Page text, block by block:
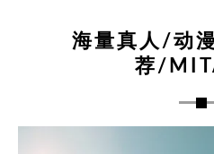
海量真人/动
荐/